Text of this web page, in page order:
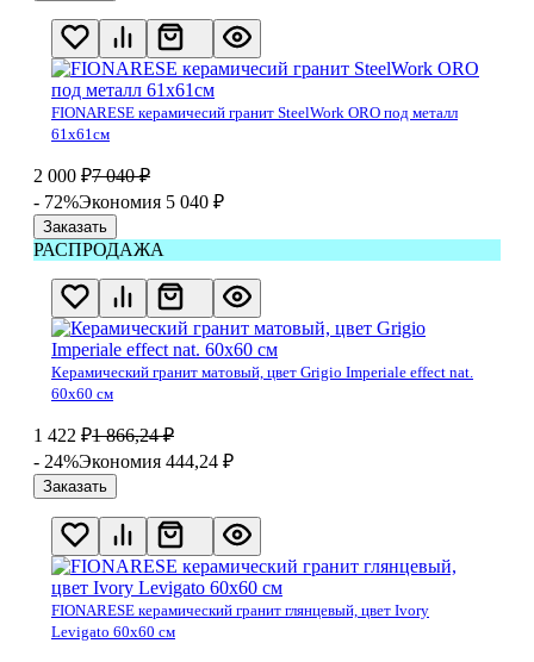
FIONARESE керамичесий гранит SteelWork ORO под металл
61х61см
2 000 ₽7 040 ₽
- 72%Экономия 5 040 ₽
Заказать
РАСПРОДАЖА
Керамический гранит матовый, цвет Grigio Imperiale effect nat.
60х60 см
1 422 ₽1 866,24 ₽
- 24%Экономия 444,24 ₽
Заказать
FIONARESE керамический гранит глянцевый, цвет Ivory
Levigato 60х60 см